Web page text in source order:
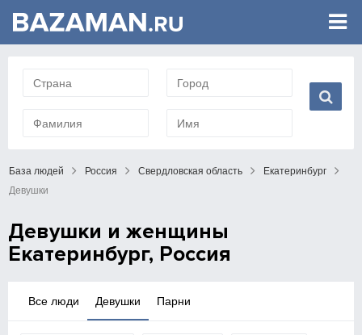
База людей Россия Свердловская область
Екатеринбург
Девушки
Девушки и женщины
Екатеринбург, Россия
Парни
Девушки
Все люди